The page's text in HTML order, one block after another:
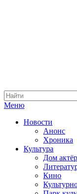
Меню
Новости
Анонс
Хроника
Культура
Дом
Кино